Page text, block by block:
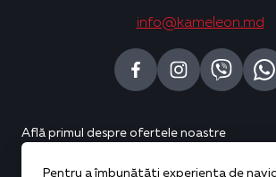
Află primul despre ofertele noastre
info@kameleon.md
Pentru a îmbunătăți experiența de